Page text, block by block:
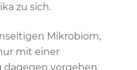
zu sich.
Mikrobiom,
mit einer
vorgehen.